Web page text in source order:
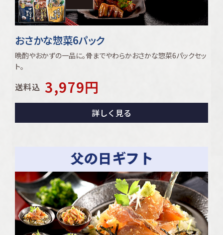
おさかな惣菜6パック
晩酌やおかずの一品に｡骨までやわらかおさかな惣菜6パックセッ
ト｡
送料込 3,979円
詳しく見る